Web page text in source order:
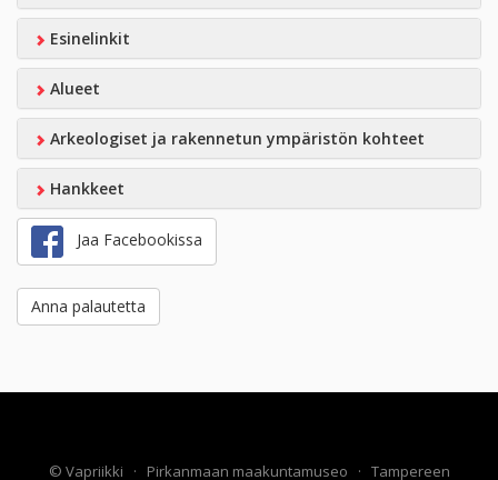
Esinelinkit
Alueet
Arkeologiset ja rakennetun ympäristön kohteet
Hankkeet
Jaa Facebookissa
Anna palautetta
© Vapriikki · Pirkanmaan maakuntamuseo · Tampereen